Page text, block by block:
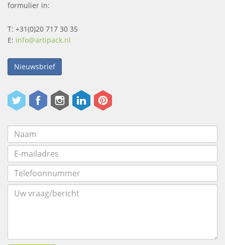
formulier in:
T: +31(0)20 717 30 35
E: info@artipack.nl
Nieuwsbrief